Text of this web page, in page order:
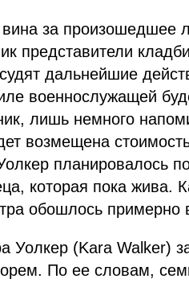
вина за произошедшее
представители
дальнейшие
военнослужащей
лишь немного
возмещена
планировалось
которая пока жива.
обошлось примерно
Уолкер (Kara Walker)
По ее словам,